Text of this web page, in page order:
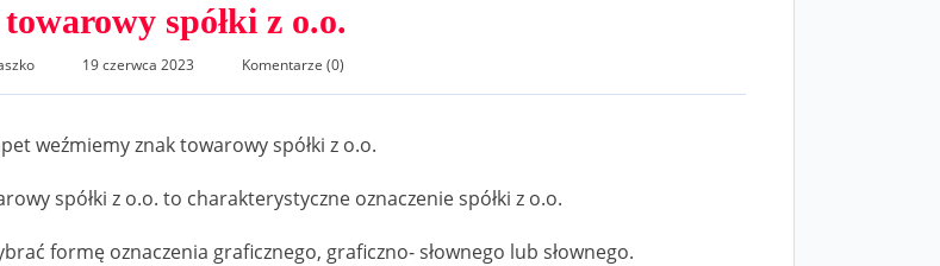
spółki z o.o.
19 czerwca 2023 Komentarze (0)
weźmiemy znak towarowy spółki z o.o.
spółki z o.o. to charakterystyczne oznaczenie spółki z o.o.
formę oznaczenia graficznego, graficzno- słownego lub słownego.